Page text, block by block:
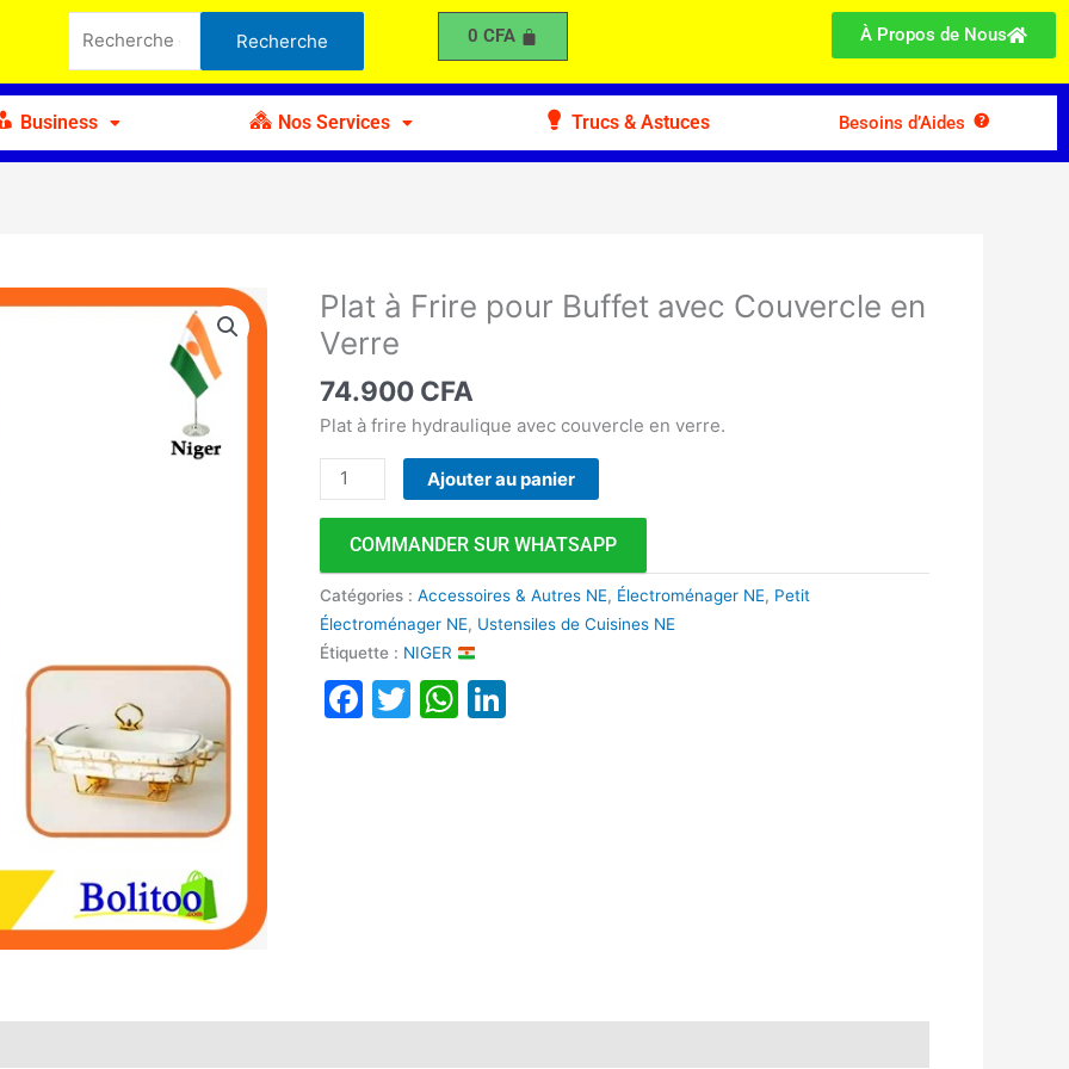
pour :
Recherche 0 CFA À Propos de Nous
Business Nos Services Trucs & Astuces Besoins d’Aides
Plat à Frire pour Buffet avec Couvercle en
Verre
74.900 CFA
Plat à frire hydraulique avec couvercle en verre.
quantité
de
Plat
à
Frire
Buffet
avec
Verre
Ajouter au panier
COMMANDER SUR WHATSAPP
Catégories :Accessoires & Autres NE, Électroménager NE, Petit
Électroménager NE, Ustensiles de Cuisines NE
Étiquette : NIGER
Facebook
TwitterWhatsApp
Buffet
avec
Couvercle